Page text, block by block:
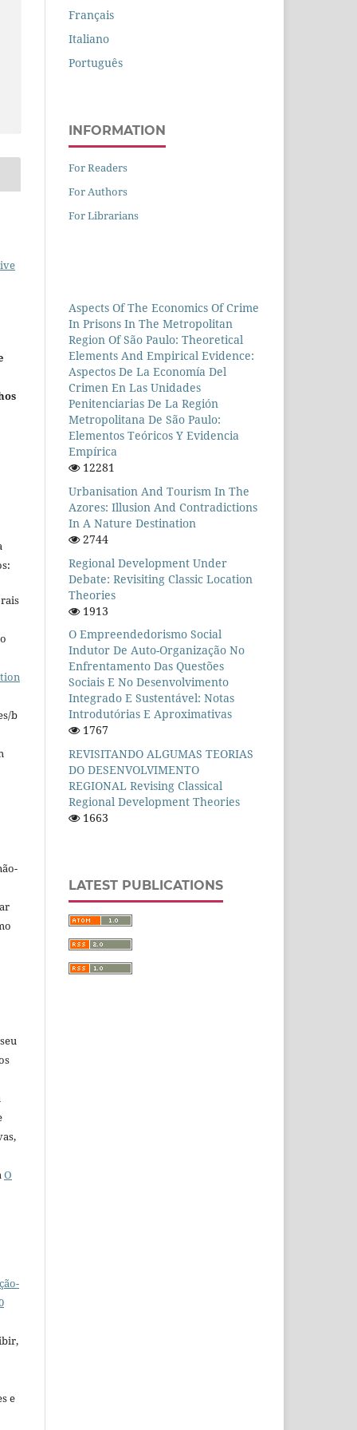
b
O
e
Français
Italiano
Português
INFORMATION
For Readers
For Authors
For Librarians
Aspects Of The Economics Of Crime
In Prisons In The Metropolitan
Region Of São Paulo: Theoretical
Elements And Empirical Evidence:
Aspectos De La Economía Del
Crimen En Las Unidades
Penitenciarias De La Región
Metropolitana De São Paulo:
Elementos Teóricos Y Evidencia
Empírica
12281
Urbanisation And Tourism In The
Azores: Illusion And Contradictions
In A Nature Destination
2744
Regional Development Under
Debate: Revisiting Classic Location
Theories
1913
O Empreendedorismo Social
Indutor De Auto-Organização No
Enfrentamento Das Questões
Sociais E No Desenvolvimento
Integrado E Sustentável: Notas
Introdutórias E Aproximativas
1767
REVISITANDO ALGUMAS TEORIAS
DO DESENVOLVIMENTO
REGIONAL Revising Classical
Regional Development Theories
1663
LATEST PUBLICATIONS